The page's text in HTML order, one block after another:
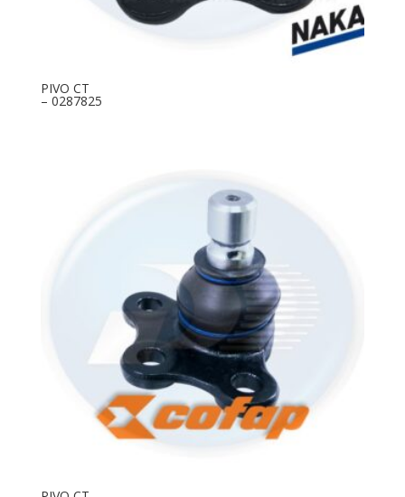
PIVO CT
– 0287825